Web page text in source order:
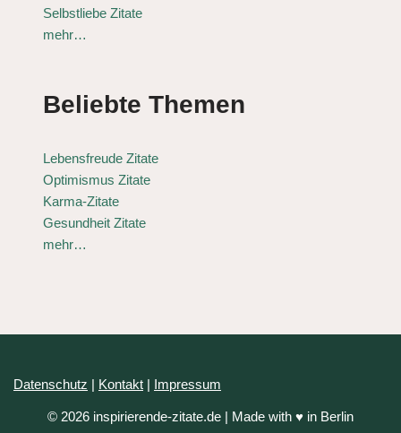
Selbstliebe Zitate
mehr…
Beliebte Themen
Lebensfreude Zitate
Optimismus Zitate
Karma-Zitate
Gesundheit Zitate
mehr…
Datenschutz | Kontakt | Impressum
© 2026 inspirierende-zitate.de | Made with ♥ in Berlin